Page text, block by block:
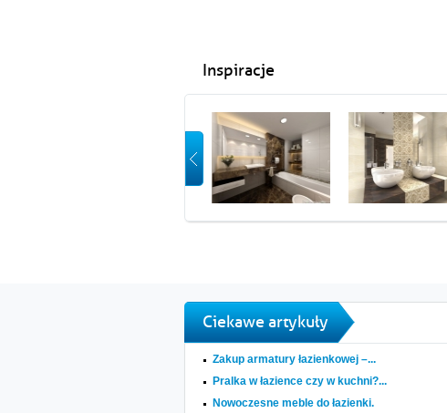
Inspiracje
Ciekawe artykuły
Zakup armatury łazienkowej –...
Pralka w łazience czy w kuchni?...
Nowoczesne meble do łazienki.